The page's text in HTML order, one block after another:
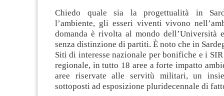
Chiedo quale sia la progettualità in
l’ambiente, gli esseri viventi vivono
domanda è rivolta al mondo dell’Università
senza distinzione di partiti. È noto che in
Siti di interesse nazionale per bonifiche e i
regionale, in tutto 18 aree a forte impatto
aree riservate alle servitù militari, un
sottoposti ad esposizione pluridecennale di